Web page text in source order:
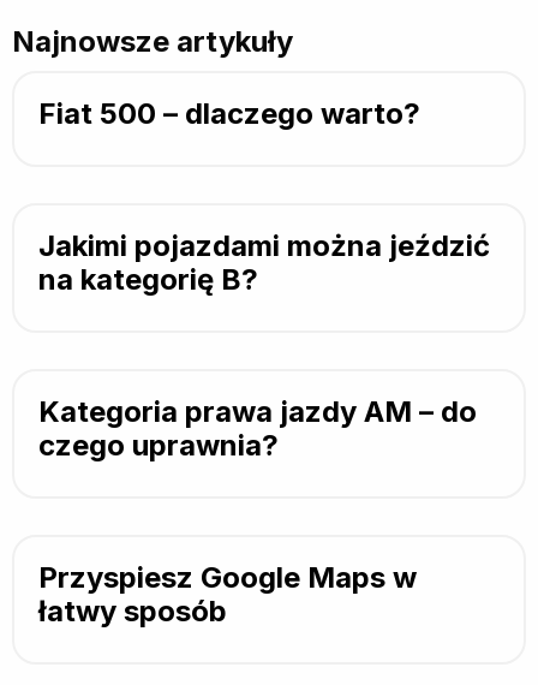
Najnowsze artykuły
Fiat 500 – dlaczego warto?
Jakimi pojazdami można jeździć
na kategorię B?
Kategoria prawa jazdy AM – do
czego uprawnia?
Przyspiesz Google Maps w
łatwy sposób